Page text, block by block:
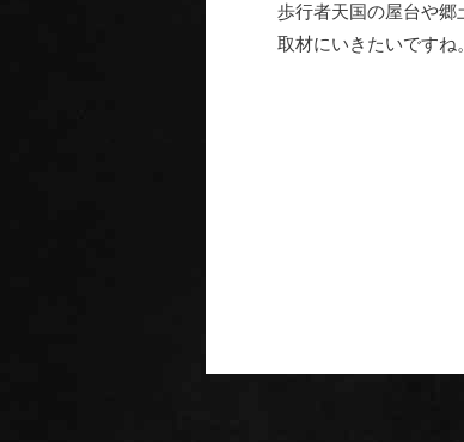
歩行者天国の屋台や
取材にいきたいですね。